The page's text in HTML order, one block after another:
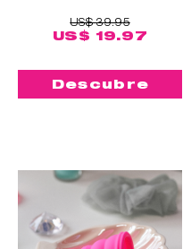
US$ 39.95
US$ 19.97
Descubre